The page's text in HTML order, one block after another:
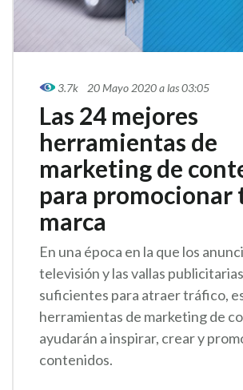
3.7k 20 Mayo 2020 a las 03:05
Las 24 mejores
herramientas de
marketing de
para promocionar
marca
En una época en la que los
televisión y las vallas
suficientes para atraer tráfico,
herramientas de marketing de
ayudarán a inspirar, crear y
contenidos.